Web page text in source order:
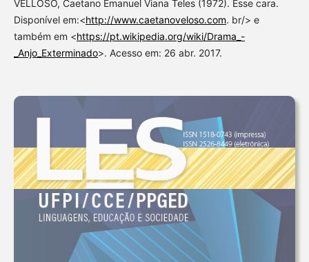
VELLOSO, Caetano Emanuel Viana Teles (1972). Esse cara.
Disponível em:<http://www.caetanoveloso.com. br/> e
também em <https://pt.wikipedia.org/wiki/Drama_-
_Anjo_Exterminado>. Acesso em: 26 abr. 2017.